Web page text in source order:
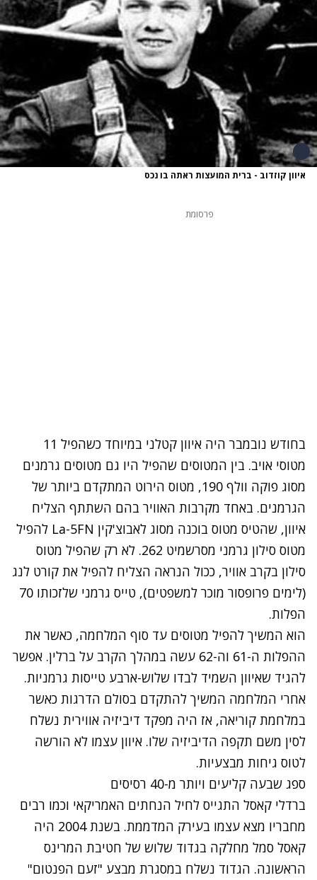
איוון קוזדוב - ברית המועצות ראתה בו נכס
פרסומת
בחודש נובמבר היה איוון קטלני במיוחד כשהפיל 11
מטוסי אויב. בין המטוסים שהפיל היו גם מטוסים גרמנים
מסוג פוקה וולף 190, מטוס הירוט המתקדם ביותר של
הגרמנים. באחד מקרבות האוויר בהם השתתף הצליח
איוון, שהטיס מטוס בוכנה מסוג לאבוצ'קין La-5FN להפיל
מטוס סילון גרמני מסרשמיט 262. לא רק שהפיל מטוס
סילון בקרב אוויר, ככול הנראה הצליח להפיל את קורט לנג
(לימים פרופסור מוכר למשפטים), טייס גרמני שלזכותו 70
הפלות.
הוא המשיך להפיל מטוסים עד סוף המלחמה, כאשר את
ההפלות ה-61 וה-62 עשה במהלך הקרב על ברלין. אפשר
להגיד שאיוון השמיד לבדו שלוש-ארבע טייסות גרמניות.
אחרי המלחמה המשיך להתקדם בסולם הדרגות כאשר
במלחמת קוריאה, אז היה מפקד דיביזיה אווירית נשלח
לסין משם תקפה הדיביזיה שלו. איוון עצמו לא הורשה
לטוס גיחות מבצעיות.
ספג שבעה קליעים ויותר מ-40 רסיסים
ברדלי קאסל התגייס לחיל הנחתים האמריקאי וכמו רבים
מחבריו מצא עצמו בעירק המדממת. בשנת 2004 היה
קאסל סמל מחלקה בגדוד שלוש של חטיבת המרינס
הראשונה. הגדוד נשלח במסגרת מבצע "זעם הפנטום"